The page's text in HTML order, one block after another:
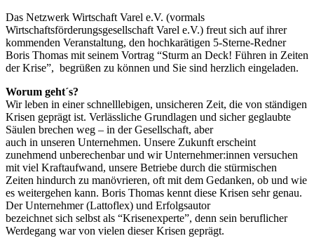
Das Netzwerk Wirtschaft Varel e.V. (vormals
Wirtschaftsförderungsgesellschaft Varel e.V.) freut sich auf ihrer
kommenden Veranstaltung, den hochkarätigen 5-Sterne-Redner
Boris Thomas mit seinem Vortrag “Sturm an Deck! Führen in Zeiten
der Krise”, begrüßen zu können und Sie sind herzlich eingeladen.
Worum geht´s?
Wir leben in einer schnelllebigen, unsicheren Zeit, die von ständigen
Krisen geprägt ist. Verlässliche Grundlagen und sicher geglaubte
Säulen brechen weg – in der Gesellschaft, aber
auch in unseren Unternehmen. Unsere Zukunft erscheint
zunehmend unberechenbar und wir Unternehmer:innen versuchen
mit viel Kraftaufwand, unsere Betriebe durch die stürmischen
Zeiten hindurch zu manövrieren, oft mit dem Gedanken, ob und wie
es weitergehen kann. Boris Thomas kennt diese Krisen sehr genau.
Der Unternehmer (Lattoflex) und Erfolgsautor
bezeichnet sich selbst als “Krisenexperte”, denn sein beruflicher
Werdegang war von vielen dieser Krisen geprägt.